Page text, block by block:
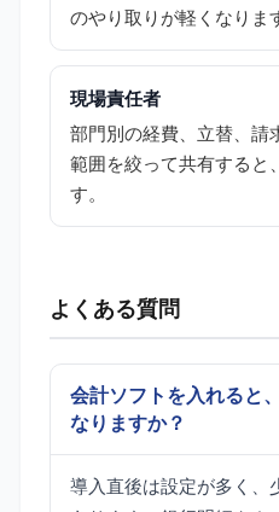
のやり取りが軽くなりま
現場責任者
部門別の経費、立替、請
範囲を絞って共有すると
す。
よくある質問
会計ソフトを入れると
なりますか？
導入直後は設定が多く、